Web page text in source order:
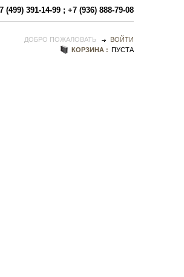
(499) 391-14-99 ; +7 (936) 888-79-08
ДОБРО ПОЖАЛОВАТЬ
ВОЙТИ
КОРЗИНА :
ПУСТА